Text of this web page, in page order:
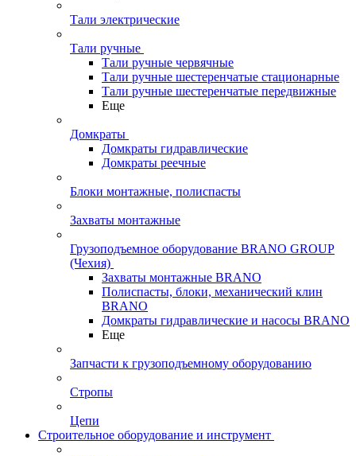
Тали электрические
Тали ручные
Тали ручные червячные
Тали ручные шестеренчатые стационарные
Тали ручные шестеренчатые передвижные
Еще
Домкраты
Домкраты гидравлические
Домкраты реечные
Блоки монтажные, полиспасты
Захваты монтажные
Грузоподъемное оборудование BRANO GROUP
(Чехия)
Захваты монтажные BRANO
Полиспасты, блоки, механический клин
BRANO
Домкраты гидравлические и насосы BRANO
Еще
Запчасти к грузоподъемному оборудованию
Стропы
Цепи
Строительное оборудование и инструмент